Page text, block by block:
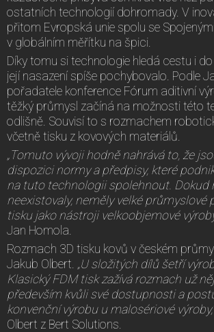
ostatních technologií dohromady. V
přitom Evropská unie spolu se
v globálním měřítku na špici.
Díky tomu si technologie hledá cestu i
její nasazení spíše pochybovalo. Podle
pořadatele konference Fórum aditivní
těžký průmysl začíná na možnosti této
odlišně. Souvisí to s rozmachem
včetně tisku z kovových materiálů.
„Tomuto vývoji hodně nahrává to, že
dispozici normy a předpisy, které
na tuto technologii spolehnout. Dokud
neexistovaly, neměly velké průmyslové
tisku jako nástroji velkoobjemové
Jan Homola.
Rozmach 3D tisku kovů v českém
Jakub Olbert. „U složitých dílů šetří
Klasický FDM tisk zažívá rozmach už
především kvůli své dostupnosti a
konvenční výrobu u malosériové
Olbert z Bert Solutions.